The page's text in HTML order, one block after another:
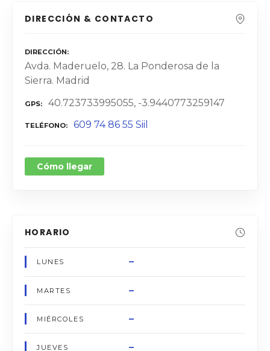
DIRECCIÓN & CONTACTO
DIRECCIÓN
Avda. Maderuelo, 28. La Ponderosa de la
Sierra. Madrid
GPS 40.723733995055, -3.9440773259147
TELÉFONO 609 74 86 55 Siil
Cómo llegar
HORARIO
LUNES –
MARTES –
MIÉRCOLES –
JUEVES –